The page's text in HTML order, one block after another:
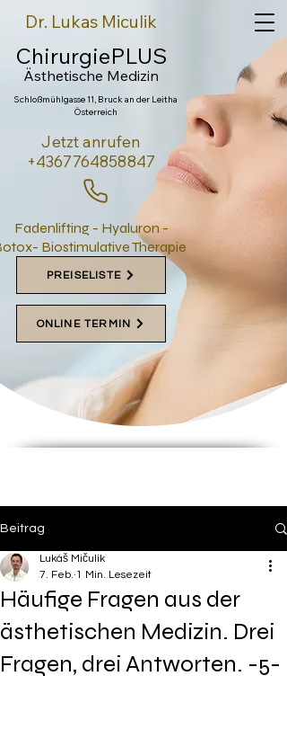
Dr. Lukas Miculik
ChirurgiePLUS
Ästhetische Medizin
Schloßmühlgasse 11, Bruck an der Leitha
Österreich
Jetzt anrufen
+4367764858847
Fadenlifting - Hyaluron -
Biostimulative Therapie
PREISELISTE
ONLINE TERMIN
Beitrag
Häufige Fragen aus der
ästhetischen Medizin. Drei
Fragen, drei Antworten. -5-
Lukáš Mičulík
7. Feb. 1 Min. Lesezeit